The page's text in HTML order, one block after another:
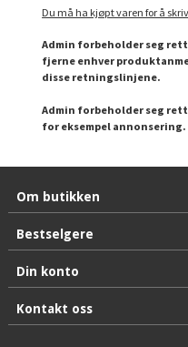
Du må ha kjøpt varen for å
Admin forbeholder seg
fjerne enhver
disse retningslinjene.
Admin forbeholder seg
for eksempel annonsering.
Om butikken
Bestselgere
Din konto
Kontakt oss